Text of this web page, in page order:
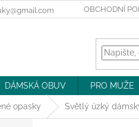
OBCHODNÍ
DÁMSKÁ OBUV PRO MUŽE
opasky Světlý úzký